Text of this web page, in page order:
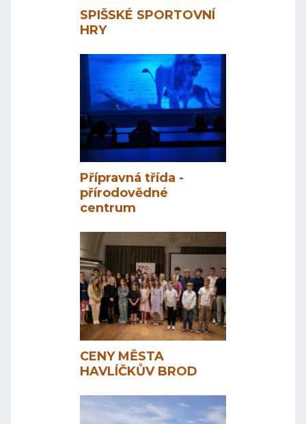
SPIŠSKÉ SPORTOVNÍ
HRY
Přípravná třída -
přírodovědné
centrum
CENY MĚSTA
HAVLÍČKŮV BROD